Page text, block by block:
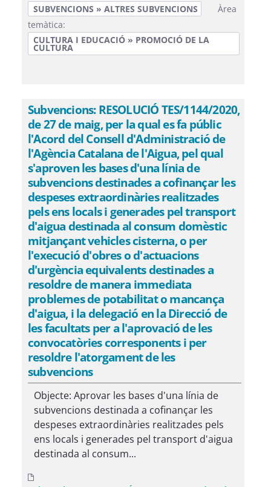
SUBVENCIONS » ALTRES SUBVENCIONS
Àrea
temàtica:
CULTURA I EDUCACIÓ » PROMOCIÓ DE LA
CULTURA
Subvencions: RESOLUCIÓ TES/1144/2020,
de 27 de maig, per la qual es fa públic
l'Acord del Consell d'Administració de
l'Agència Catalana de l'Aigua, pel qual
s'aproven les bases d'una línia de
subvencions destinades a cofinançar les
despeses extraordinàries realitzades
pels ens locals i generades pel transport
d'aigua destinada al consum domèstic
mitjançant vehicles cisterna, o per
l'execució d'obres o d'actuacions
d'urgència equivalents destinades a
resoldre de manera immediata
problemes de potabilitat o mancança
d'aigua, i la delegació en la Direcció de
les facultats per a l'aprovació de les
convocatòries corresponents i per
resoldre l'atorgament de les
subvencions
Objecte: Aprovar les bases d'una línia de
subvencions destinada a cofinançar les
despeses extraordinàries realitzades pels
ens locals i generades pel transport d'aigua
destinada al consum...